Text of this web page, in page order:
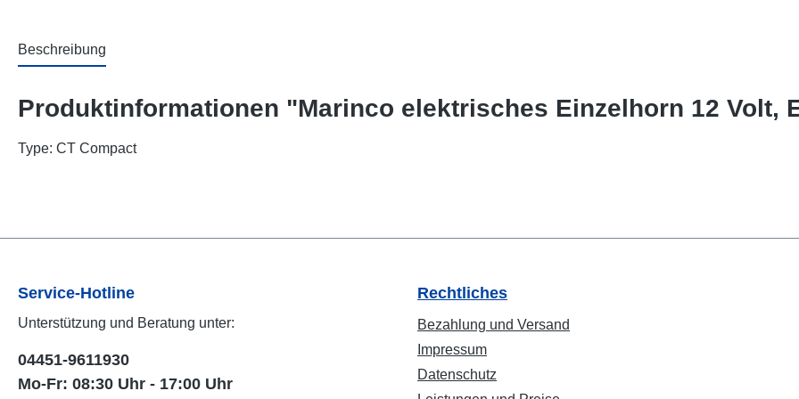
Beschreibung
Produktinformationen "Marinco elektrisches Einzelhorn 12 Volt,
Type: CT Compact
Service-Hotline
Unterstützung und Beratung unter:
04451-9611930
Mo-Fr: 08:30 Uhr - 17:00 Uhr
Rechtliches
Bezahlung und Versand
Impressum
Datenschutz